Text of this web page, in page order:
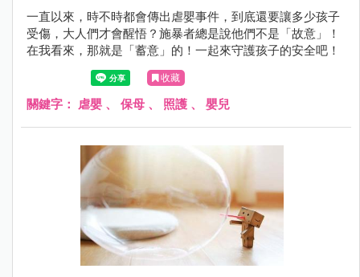
一直以來，時不時都會傳出虐嬰事件，到底還要讓多少孩子
受傷，大人們才會醒悟？施暴者總是說他們不是「故意」！
在我看來，那就是「蓄意」的！一起來守護孩子的安全吧！
收藏
關鍵字： 虐嬰 、 保母 、 照護 、 嬰兒